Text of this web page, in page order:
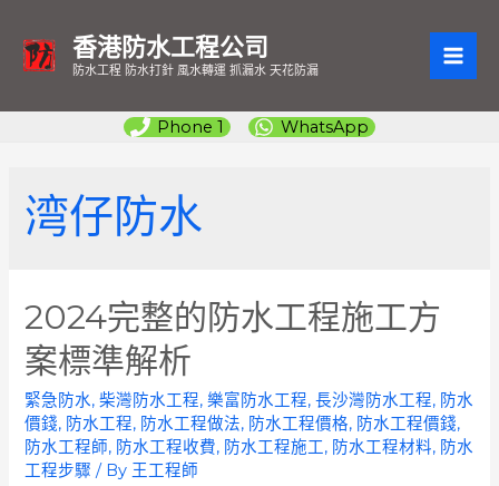
香港防水工程公司
防水工程 防水打針 風水轉運 抓漏水 天花防漏
Phone 1 WhatsApp
湾仔防水
2024完整的防水工程施工方
案標準解析
緊急防水,柴灣防水工程,樂富防水工程,長沙灣防水工程, 防水
價錢, 防水工程, 防水工程做法, 防水工程價格, 防水工程價錢,
防水工程師, 防水工程收費, 防水工程施工, 防水工程材料, 防水
工程步驟 / By 王工程師